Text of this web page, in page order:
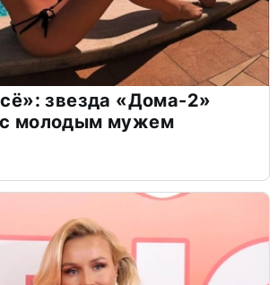
звезда «Дома-2»
с молодым мужем